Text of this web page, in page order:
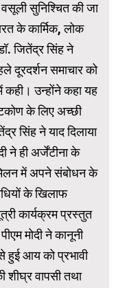
सुनिश्चित की जा
के कार्मिक, लोक
जितेंद्र सिंह ने
दूरदर्शन समाचार को
कही। उन्होंने कहा यह
के लिए अच्छी
सिंह ने याद दिलाया
ने ही अर्जेंटीना के
में अपने संबोधन के
के खिलाफ
कार्यक्रम प्रस्तुत
मोदी ने कानूनी
हुई आय को प्रभावी
शीघ्र वापसी तथा